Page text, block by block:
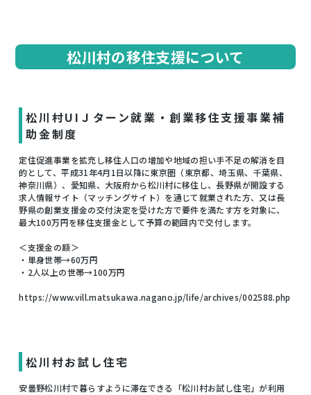
松川村の移住支援について
松川村UIＪターン就業・創業移住支援事業補
助金制度
定住促進事業を拡充し移住人口の増加や地域の担い手不足の解消を目
的として、平成31年4月1日以降に東京圏（東京都、埼玉県、千葉県、
神奈川県）、愛知県、大阪府から松川村に移住し、長野県が開設する
求人情報サイト（マッチングサイト）を通じて就業された方、又は長
野県の創業支援金の交付決定を受けた方で要件を満たす方を対象に、
最大100万円を移住支援金として予算の範囲内で交付します。
＜支援金の額＞
・単身世帯→60万円
・2人以上の世帯→100万円
https://www.vill.matsukawa.nagano.jp/life/archives/002588.php
松川村お試し住宅
安曇野松川村で暮らすように滞在できる「松川村お試し住宅」が利用